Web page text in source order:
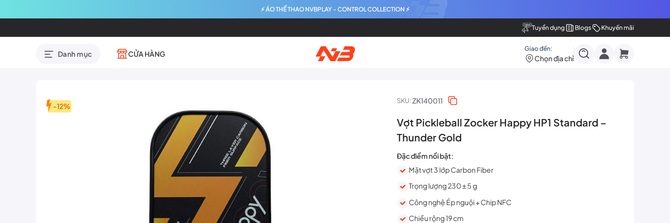
Tuyển dụng Blogs Khuyến mãi
Danh mục CỬA HÀNG
Giao đến:
Chọn địa chỉ
⚡ ÁO THỂ THAO NVBPLAY - CONTROL COLLECTION ⚡
-12%
SKU:ZK140011
Vợt Pickleball Zocker Happy HP1 Standard –
Thunder Gold
Đặc điểm nổi bật:
Mặt vợt 3 lớp Carbon Fiber
Trọng lượng 230 ± 5 g
Công nghệ Ép nguội + Chip NFC
Chiều rộng 19 cm